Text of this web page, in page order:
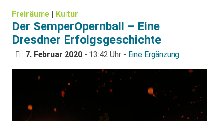
Freiräume | Kultur
Der SemperOpernball – Eine
Dresdner Erfolgsgeschichte
7. Februar 2020 - 13:42 Uhr - Eine Ergänzung